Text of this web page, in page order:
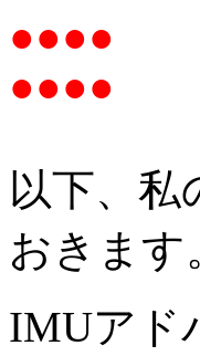
以下、私
おきます
IMUアド